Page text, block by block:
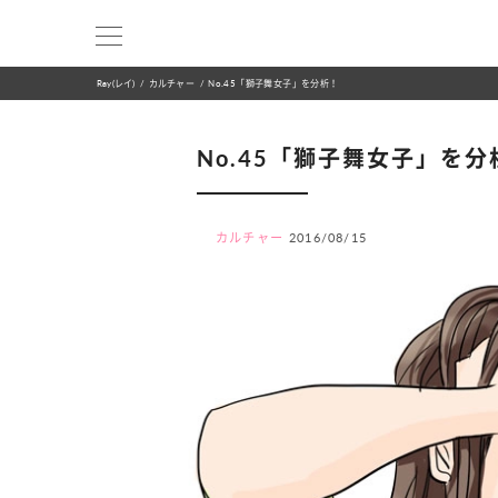
Ray(レイ) カルチャー No.45「獅子舞女子」を分析！
No.45「獅子舞女子」を分
カルチャー 2016/08/15